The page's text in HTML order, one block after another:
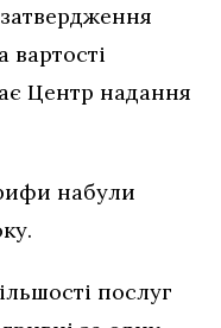
вартості
Центр надання
набули
послуг